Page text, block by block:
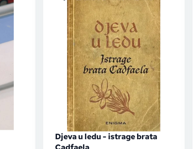
Djeva u ledu - istrage brata